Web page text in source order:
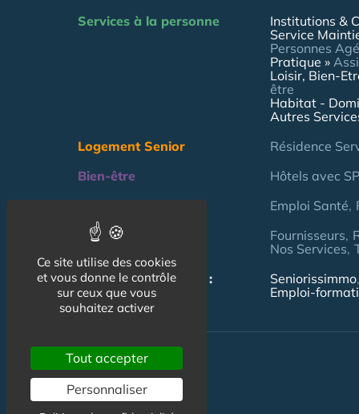
Services à la personne
Institutions &
Service
Personnes
Pratique
Loisir, Bien-
être
Habitat -
Autres
Logement Senior
Résidence
Bien-être
Hôtels avec
Emploi & formation
Emploi Santé
Professionnels
Fournisseurs
Nos Services
NOS AUTRES SITES :
Seniorissimmo
Emploi-
Ce site utilise des cookies
et vous donne le contrôle
sur ceux que vous
souhaitez activer
Tout accepter
Personnaliser